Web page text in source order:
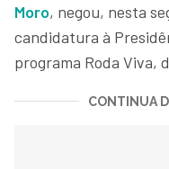
Moro, negou, nesta
candidatura à
programa Roda Viva,
CONTINUA